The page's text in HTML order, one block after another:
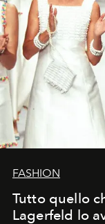
FASHION
Tutto quello
Lagerfeld lo